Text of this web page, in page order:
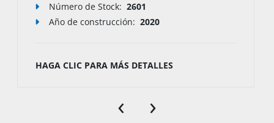
Número de Stock: 2601
Año de construcción: 2020
HAGA CLIC PARA MÁS DETALLES
‹ ›